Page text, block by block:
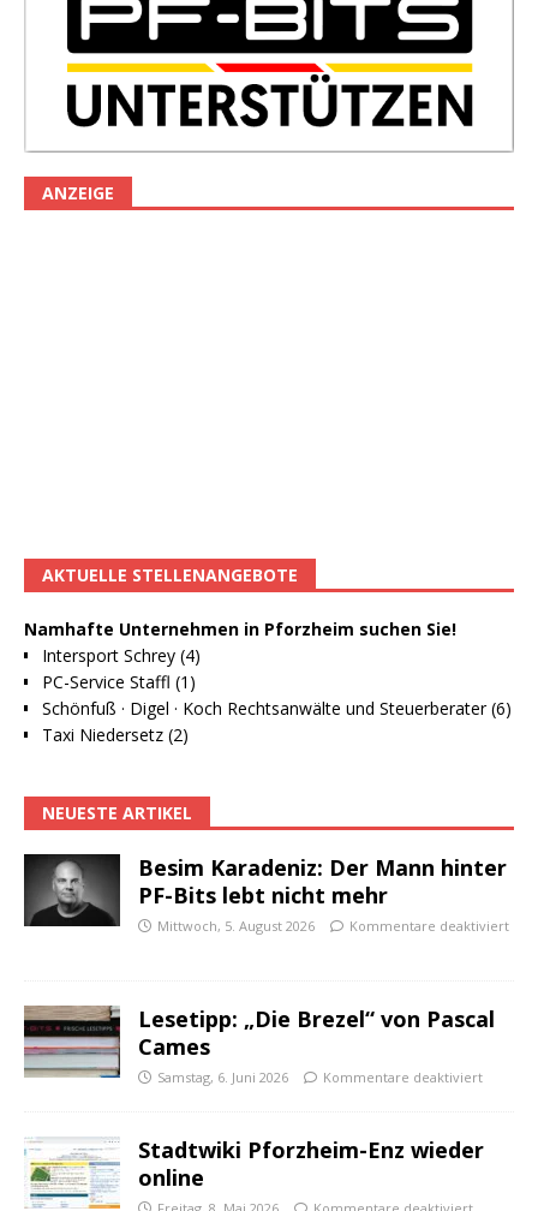
ANZEIGE
AKTUELLE STELLENANGEBOTE
Namhafte Unternehmen in Pforzheim suchen Sie!
Intersport Schrey (4)
PC-Service Staffl (1)
Schönfuß · Digel · Koch Rechtsanwälte und Steuerberater (6)
Taxi Niedersetz (2)
NEUESTE ARTIKEL
Besim Karadeniz: Der Mann hinter
PF-Bits lebt nicht mehr
Mittwoch, 5. August 2026 Kommentare deaktiviert
Lesetipp: „Die Brezel“ von Pascal
Cames
Samstag, 6. Juni 2026 Kommentare deaktiviert
Stadtwiki Pforzheim-Enz wieder
online